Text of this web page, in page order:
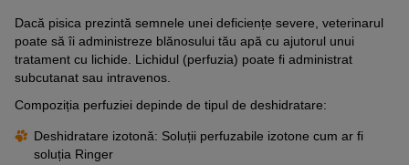
Dacă pisica prezintă semnele unei deficiențe severe, veterinarul
poate să îi administreze blănosului tău apă cu ajutorul unui
tratament cu lichide. Lichidul (perfuzia) poate fi administrat
subcutanat sau intravenos.
Compoziția perfuziei depinde de tipul de deshidratare:
Deshidratare izotonă: Soluții perfuzabile izotone cum ar fi
soluția Ringer